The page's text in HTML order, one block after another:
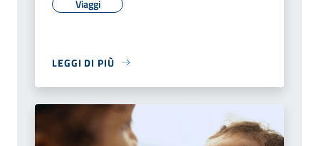
Viaggi
LEGGI DI PIÙ